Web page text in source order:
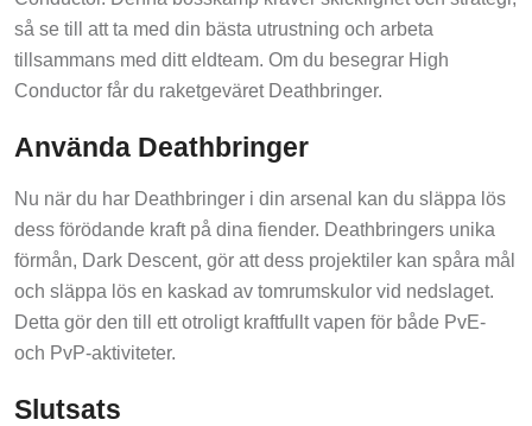
så se till att ta med din bästa utrustning och arbeta
tillsammans med ditt eldteam. Om du besegrar High
Conductor får du raketgeväret Deathbringer.
Använda Deathbringer
Nu när du har Deathbringer i din arsenal kan du släppa lös
dess förödande kraft på dina fiender. Deathbringers unika
förmån, Dark Descent, gör att dess projektiler kan spåra mål
och släppa lös en kaskad av tomrumskulor vid nedslaget.
Detta gör den till ett otroligt kraftfullt vapen för både PvE-
och PvP-aktiviteter.
Slutsats